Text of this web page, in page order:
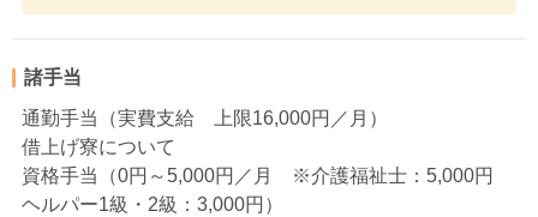
諸手当
通勤手当（実費支給 上限16,000円／月）
借上げ寮について
資格手当（0円～5,000円／月 ※介護福祉士：5,000円
ヘルパー1級・2級：3,000円）